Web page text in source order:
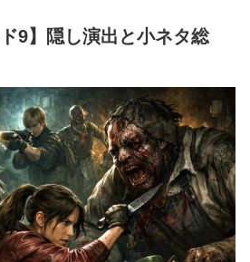
ド9】隠し演出と小ネタ総